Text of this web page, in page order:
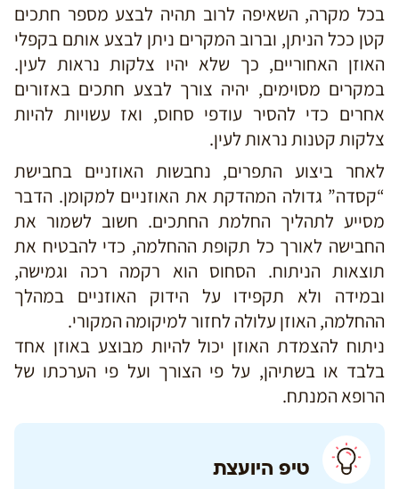
בכל מקרה, השאיפה לרוב תהיה לבצע מספר חתכים
קטן ככל הניתן, וברוב המקרים ניתן לבצע אותם בקפלי
האוזן האחוריים, כך שלא יהיו צלקות נראות לעין.
במקרים מסוימים, יהיה צורך לבצע חתכים באזורים
אחרים כדי להסיר עודפי סחוס, ואז עשויות להיות
צלקות קטנות נראות לעין.
לאחר ביצוע התפרים, נחבשות האוזניים בחבישת
“קסדה” גדולה המהדקת את האוזניים למקומן. הדבר
מסייע לתהליך החלמת החתכים. חשוב לשמור את
החבישה לאורך כל תקופת ההחלמה, כדי להבטיח את
תוצאות הניתוח. הסחוס הוא רקמה רכה וגמישה,
ובמידה ולא תקפידו על הידוק האוזניים במהלך
ההחלמה, האוזן עלולה לחזור למיקומה המקורי.
ניתוח להצמדת האוזן יכול להיות מבוצע באוזן אחד
בלבד או בשתיהן, על פי הצורך ועל פי הערכתו של
הרופא המנתח.
טיפ היועצת